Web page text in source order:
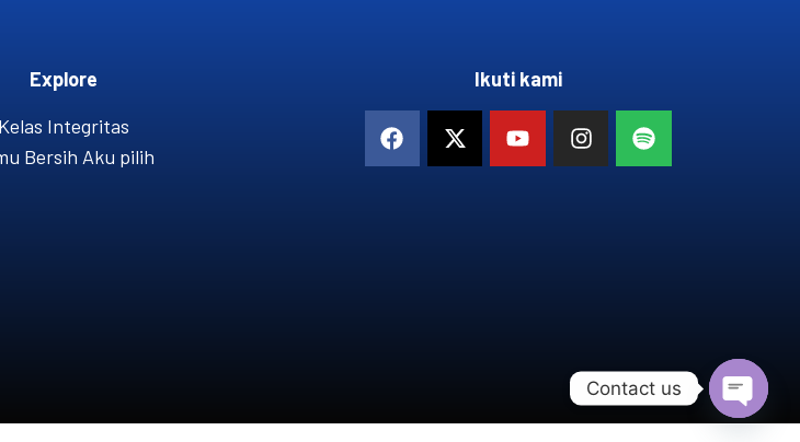
Explore
Kelas Integritas
Bersih Aku pilih
Ikuti kami
Contact us
OPEN